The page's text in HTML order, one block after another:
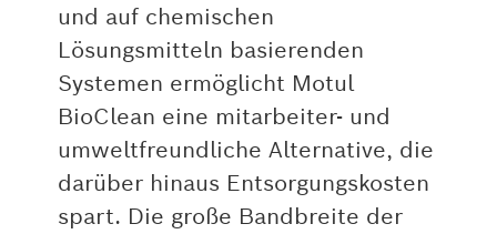
und auf chemischen
Lösungsmitteln basierenden
Systemen ermöglicht Motul
BioClean eine mitarbeiter- und
umweltfreundliche Alternative, die
darüber hinaus Entsorgungskosten
spart. Die große Bandbreite der